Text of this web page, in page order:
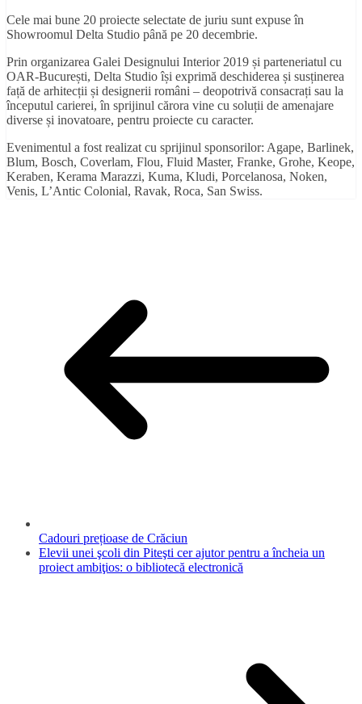
Cele mai bune 20 proiecte selectate de juriu sunt expuse în
Showroomul Delta Studio până pe 20 decembrie.
Prin organizarea Galei Designului Interior 2019 și parteneriatul cu
OAR-București, Delta Studio își exprimă deschiderea și susținerea
față de arhitecții și designerii români – deopotrivă consacrați sau la
începutul carierei, în sprijinul cărora vine cu soluții de amenajare
diverse și inovatoare, pentru proiecte cu caracter.
Evenimentul a fost realizat cu sprijinul sponsorilor: Agape, Barlinek,
Blum, Bosch, Coverlam, Flou, Fluid Master, Franke, Grohe, Keope,
Keraben, Kerama Marazzi, Kuma, Kludi, Porcelanosa, Noken,
Venis, L’Antic Colonial, Ravak, Roca, San Swiss.
Cadouri prețioase de Crăciun
Elevii unei şcoli din Piteşti cer ajutor pentru a încheia un
proiect ambiţios: o bibliotecă electronică